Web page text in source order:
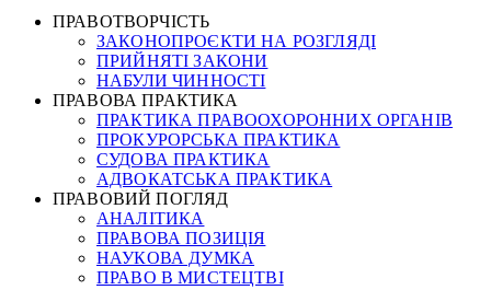
ПРАВОТВОРЧІСТЬ
ЗАКОНОПРОЄКТИ НА РОЗГЛЯДІ
ПРИЙНЯТІ ЗАКОНИ
НАБУЛИ ЧИННОСТІ
ПРАВОВА ПРАКТИКА
ПРАКТИКА ПРАВООХОРОННИХ ОРГАНІВ
ПРОКУРОРСЬКА ПРАКТИКА
СУДОВА ПРАКТИКА
АДВОКАТСЬКА ПРАКТИКА
ПРАВОВИЙ ПОГЛЯД
АНАЛІТИКА
ПРАВОВА ПОЗИЦІЯ
НАУКОВА ДУМКА
ПРАВО В МИСТЕЦТВІ